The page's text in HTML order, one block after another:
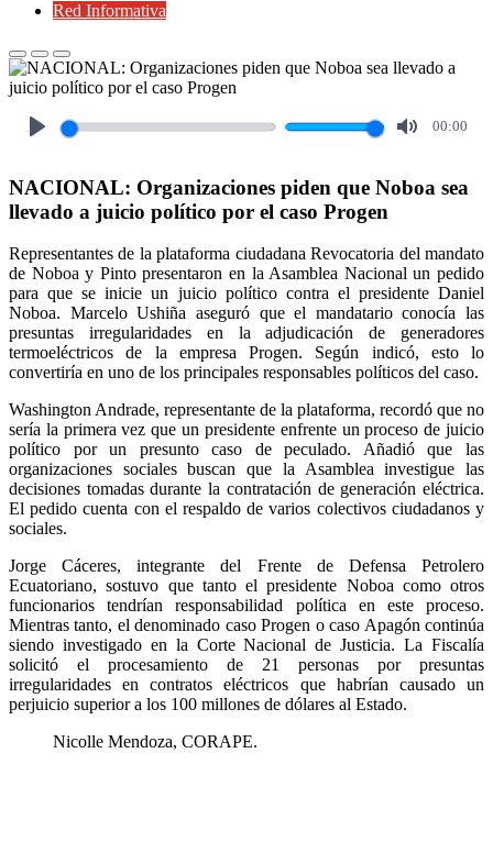
Red Informativa
00:00
NACIONAL: Organizaciones piden que Noboa sea
llevado a juicio político por el caso Progen
Representantes de la plataforma ciudadana Revocatoria del mandato
de Noboa y Pinto presentaron en la Asamblea Nacional un pedido
para que se inicie un juicio político contra el presidente Daniel
Noboa. Marcelo Ushiña aseguró que el mandatario conocía las
presuntas irregularidades en la adjudicación de generadores
termoeléctricos de la empresa Progen. Según indicó, esto lo
convertiría en uno de los principales responsables políticos del caso.
Washington Andrade, representante de la plataforma, recordó que no
sería la primera vez que un presidente enfrente un proceso de juicio
político por un presunto caso de peculado. Añadió que las
organizaciones sociales buscan que la Asamblea investigue las
decisiones tomadas durante la contratación de generación eléctrica.
El pedido cuenta con el respaldo de varios colectivos ciudadanos y
sociales.
Jorge Cáceres, integrante del Frente de Defensa Petrolero
Ecuatoriano, sostuvo que tanto el presidente Noboa como otros
funcionarios tendrían responsabilidad política en este proceso.
Mientras tanto, el denominado caso Progen o caso Apagón continúa
siendo investigado en la Corte Nacional de Justicia. La Fiscalía
solicitó el procesamiento de 21 personas por presuntas
irregularidades en contratos eléctricos que habrían causado un
perjuicio superior a los 100 millones de dólares al Estado.
Nicolle Mendoza, CORAPE.